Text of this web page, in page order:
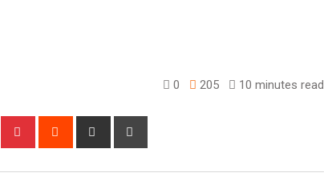
0 205 10 minutes read
Tumblr Pinterest Reddit
Share